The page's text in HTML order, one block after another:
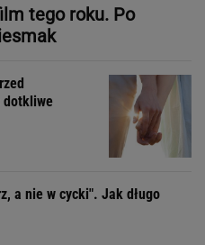
tego roku. Po
dotkliwe
a nie w cycki". Jak długo